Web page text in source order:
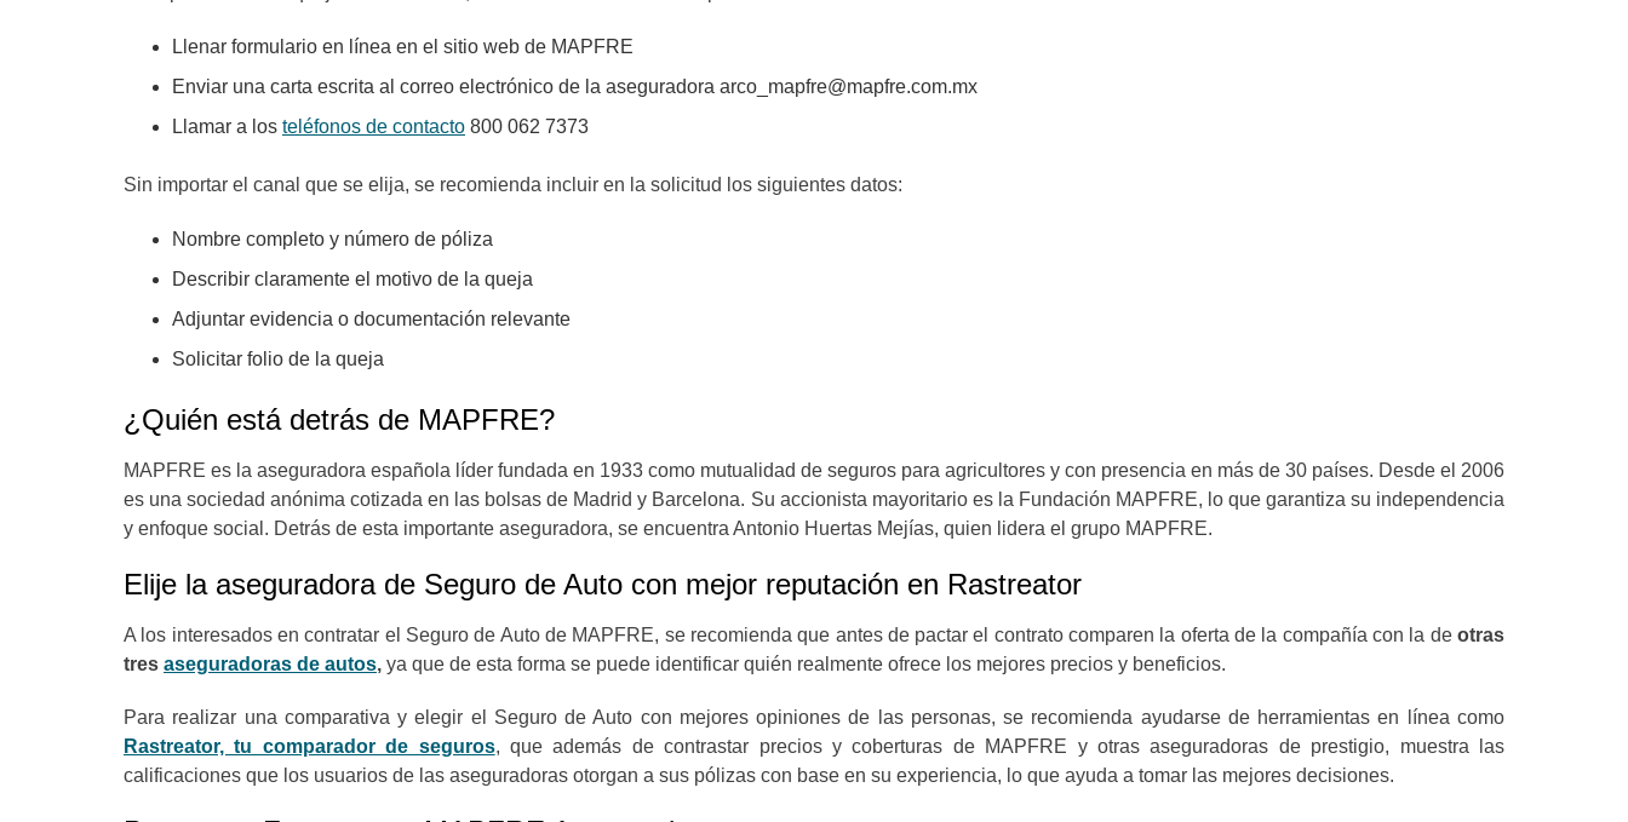
Llenar formulario en línea en el sitio web de MAPFRE
Enviar una carta escrita al correo electrónico de la aseguradora arco_mapfre@mapfre.com.mx
Llamar a los teléfonos de contacto 800 062 7373
Sin importar el canal que se elija, se recomienda incluir en la solicitud los siguientes datos:
Nombre completo y número de póliza
Describir claramente el motivo de la queja
Adjuntar evidencia o documentación relevante
Solicitar folio de la queja
¿Quién está detrás de MAPFRE?
MAPFRE es la aseguradora española líder fundada en 1933 como mutualidad de seguros para agricultores y con presencia en más de 30 países. Desde el 2006
es una sociedad anónima cotizada en las bolsas de Madrid y Barcelona. Su accionista mayoritario es la Fundación MAPFRE, lo que garantiza su independencia
y enfoque social. Detrás de esta importante aseguradora, se encuentra Antonio Huertas Mejías, quien lidera el grupo MAPFRE.
Elije la aseguradora de Seguro de Auto con mejor reputación en Rastreator
A los interesados en contratar el Seguro de Auto de MAPFRE, se recomienda que antes de pactar el contrato comparen la oferta de la compañía con la de otras
tres aseguradoras de autos, ya que de esta forma se puede identificar quién realmente ofrece los mejores precios y beneficios.
Para realizar una comparativa y elegir el Seguro de Auto con mejores opiniones de las personas, se recomienda ayudarse de herramientas en línea como
Rastreator, tu comparador de seguros,que además de contrastar precios y coberturas de MAPFRE y otras aseguradoras de prestigio, muestra las
calificaciones que los usuarios de las aseguradoras otorgan a sus pólizas con base en su experiencia, lo que ayuda a tomar las mejores decisiones.